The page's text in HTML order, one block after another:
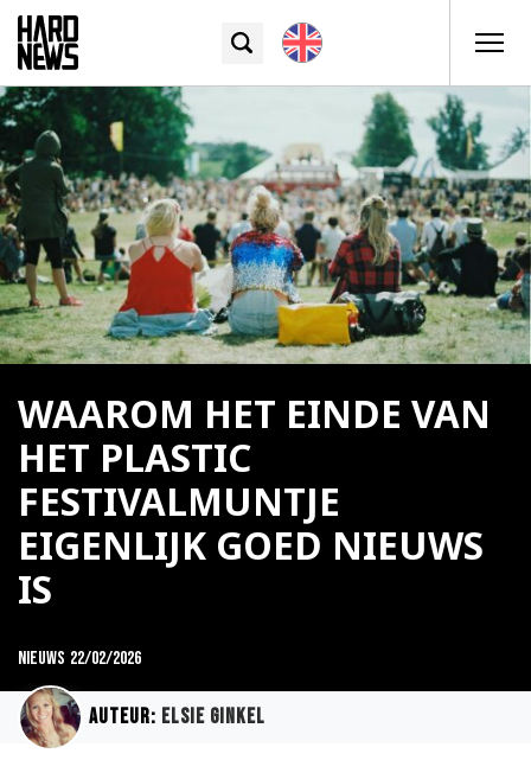
WAAROM HET EINDE VAN
HET PLASTIC
FESTIVALMUNTJE
EIGENLIJK GOED NIEUWS
IS
Nieuws 22/02/2026
Auteur: Elsie Ginkel